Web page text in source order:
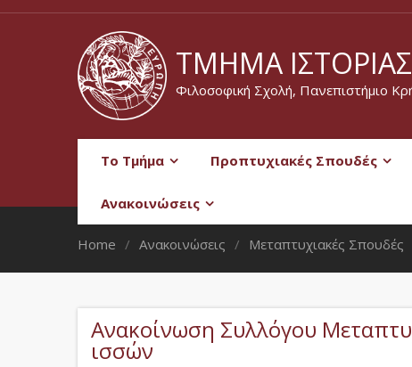
ΤΜΉΜΑ
Φιλοσοφική Σχολή, Πανεπιστήμιο
Το Τμήμα Προπτυχιακές Σπουδές
Ανακοινώσεις
Home Ανακοινώσεις Μεταπτυχιακές Σπουδές
Ανακοίνωση Συλλόγου
ισσών